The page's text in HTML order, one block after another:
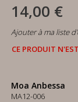
14,00 €
Ajouter à ma liste
CE PRODUIT
Moa Anbessa
MA12-006